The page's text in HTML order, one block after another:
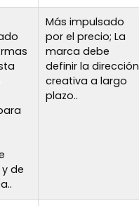
de
Más impulsado
por el precio; La
marca debe
definir la dirección
creativa a largo
plazo..